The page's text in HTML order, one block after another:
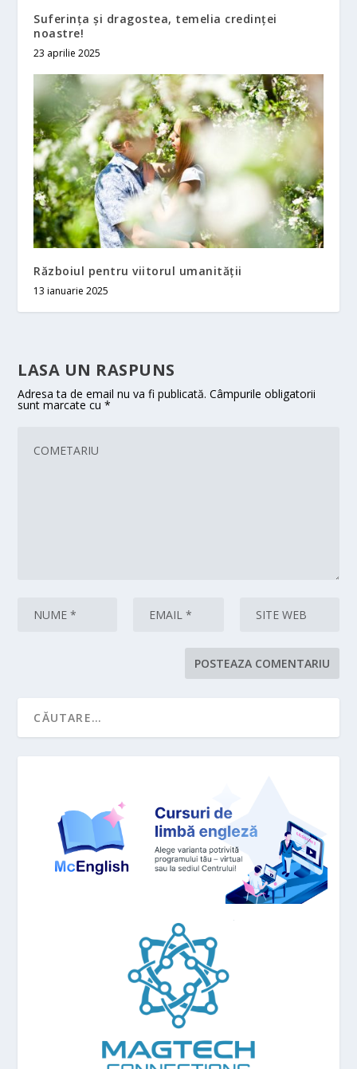
Suferinţa şi dragostea, temelia credinţei
noastre!
23 aprilie 2025
Războiul pentru viitorul umanității
13 ianuarie 2025
LASA UN RASPUNS
Adresa ta de email nu va fi publicată. Câmpurile obligatorii
sunt marcate cu*